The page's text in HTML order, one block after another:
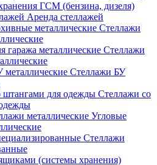
ГСМ (бензина, дизеля)
Аренда стеллажей
Стеллажи
Стеллажи
Стеллажи БУ
Стеллажи со
Угловые
Стеллажи